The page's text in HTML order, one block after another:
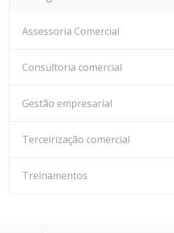
Assessoria Comercial
Consultoria comercial
Gestão empresarial
Terceirização comercial
Treinamentos